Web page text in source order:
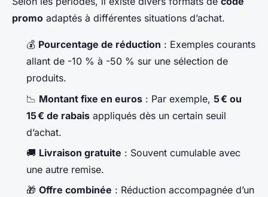
promo adaptés à différentes situations d’achat.
💰 Pourcentage de réduction : Exemples courants
allant de -10 % à -50 % sur une sélection de
produits.
📉 Montant fixe en euros : Par exemple, 5 € ou
15 € de rabais appliqués dès un certain seuil
d’achat.
🚚 Livraison gratuite : Souvent cumulable avec
une autre remise.
🎁 Offre combinée : Réduction accompagnée d’un